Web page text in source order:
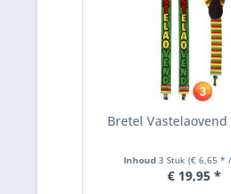
Bretel
Inhoud3 Stuk(€ 6,65 *
€ 19,95 *